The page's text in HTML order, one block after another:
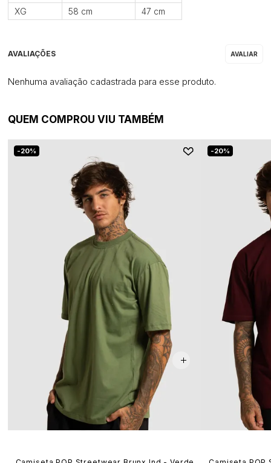
XG
58 cm 47 cm
Nenhuma avaliação cadastrada para esse produto.
QUEM COMPROU VIU TAMBÉM
20% 20%